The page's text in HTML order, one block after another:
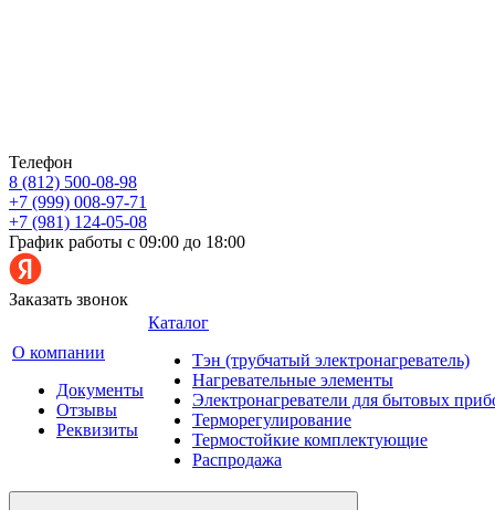
Телефон
8 (812) 500-08-98
+7 (999) 008-97-71
+7 (981) 124-05-08
График работы с 09:00 до 18:00
Заказать звонок
О компании
Документы
Отзывы
Реквизиты
Каталог
Тэн (трубчатый электронагреватель)
Нагревательные элементы
Электронагреватели для бытовых
Терморегулирование
Термостойкие комплектующие
Распродажа